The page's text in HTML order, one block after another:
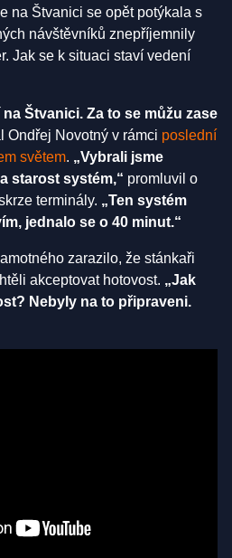
na Štvanici se opět potýkala s
návštěvníků znepříjemnily
Jak se k situaci staví vedení
Štvanici. Za to se můžu zase
Ondřej Novotný v rámci poslední
světem. „Vybrali jsme
starost systém,“ promluvil o
terminály. „Ten systém
jednalo se o 40 minut.“
zarazilo, že stánkaři
akceptovat hotovost. „Jak
Nebyly na to připraveni.